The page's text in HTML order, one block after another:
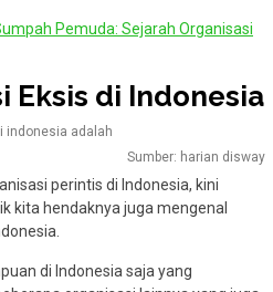
Pemuda: Sejarah Organisasi
Eksis di Indonesia
Sumber: harian disway
perintis di Indonesia, kini
kita hendaknya juga mengenal
di Indonesia saja yang